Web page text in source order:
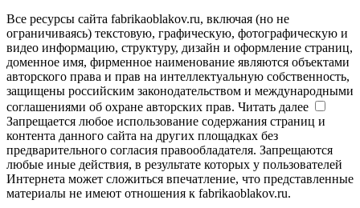
Все ресурсы сайта fabrikaoblakov.ru, включая (но не
ограничиваясь) текстовую, графическую, фотографическую и
видео информацию, структуру, дизайн и оформление страниц,
доменное имя, фирменное наименование являются объектами
авторского права и прав на интеллектуальную собственность,
защищены российским законодательством и международными
соглашениями об охране авторских прав. Читать далее
Запрещается любое использование содержания страниц и
контента данного сайта на других площадках без
предварительного согласия правообладателя. Запрещаются
любые иные действия, в результате которых у пользователей
Интернета может сложиться впечатление, что представленные
материалы не имеют отношения к fabrikaoblakov.ru.